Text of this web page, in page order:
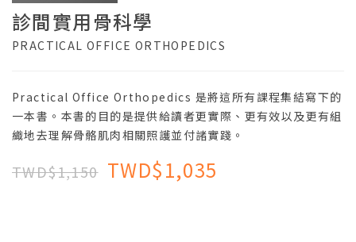
診間實用骨科學
PRACTICAL OFFICE ORTHOPEDICS
Practical Office Orthopedics 是將這所有課程集結寫下的
一本書。本書的目的是提供給讀者更實際、更有效以及更有組
織地去理解骨骼肌肉相關照護並付諸實踐。
TWD$1,150 TWD$1,035